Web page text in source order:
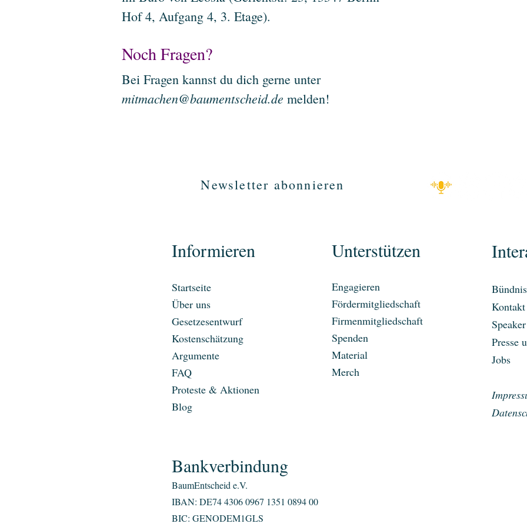
Hof 4, Aufgang 4, 3. Etage).
Noch Fragen?
Bei Fragen kannst du dich gerne unter
mitmachen@baumentscheid.de melden!
Newsletter abonnieren
Informieren
Startseite
Über uns
Gesetzesentwurf
Kostenschätzung
Argumente
FAQ
Proteste & Aktionen
Blog
Unterstützen
Engagieren
Fördermitgliedschaft
Firmenmitgliedschaft
Spenden
Material
Merch
Bankverbindung
BaumEntscheid e.V.
IBAN: DE74 4306 0967 1351 0894 00
BIC: GENODEM1GLS
Kontakt
Presse
Jobs